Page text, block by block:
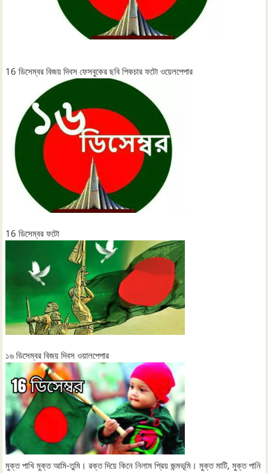
16 ডিসেম্বর বিজয় দিবস ফেসবুকের ছবি পিকচার ফটো ওয়েলপেপার
16 ডিসেম্বর ফটো
১৬ ডিসেম্বর বিজয় দিবস ওয়ালপেপার
মুক্ত পাখি মুক্ত আমি-তুমি। রক্ত দিয়ে কিনে নিলাম প্রিয় জন্মভূমি। মুক্ত মাটি, মুক্ত পানি